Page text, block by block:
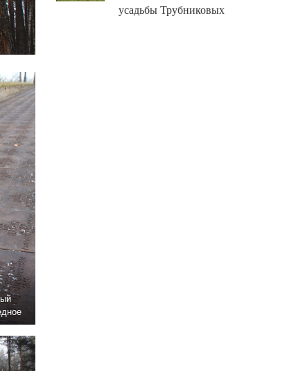
усадьбы Трубниковых